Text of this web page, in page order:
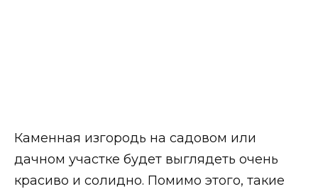
Каменная изгородь на садовом или
дачном участке будет выглядеть очень
красиво и солидно. Помимо этого, такие